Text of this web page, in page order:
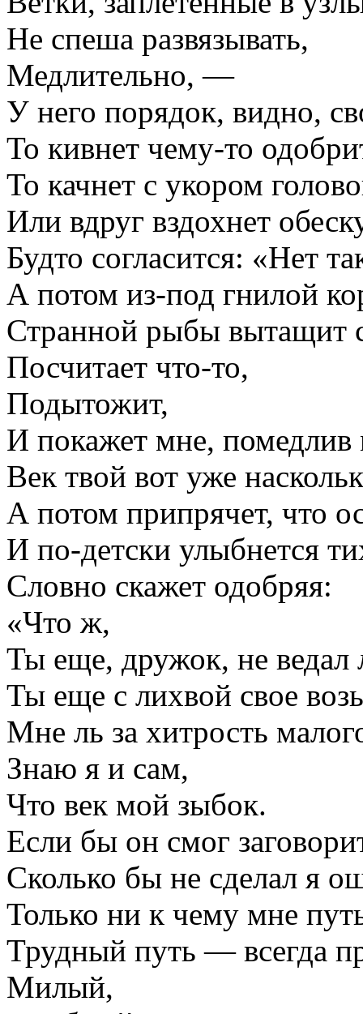
Не спеша развязывать,
Медлительно, —
У него порядок, видно,
То кивнет чему-то
То качнет с укором
Или вдруг вздохнет
Будто согласится: «Нет
А потом из-под гнилой
Странной рыбы вытащит
Посчитает что-то,
Подытожит,
И покажет мне, помедлив
Век твой вот уже
А потом припрячет, что
И по-детски улыбнется
Словно скажет одобряя:
«Что ж,
Ты еще, дружок, не ведал
Ты еще с лихвой свое
Мне ль за хитрость
Знаю я и сам,
Что век мой зыбок.
Если бы он смог
Сколько бы не сделал я
Только ни к чему мне
Трудный путь — всегда
Милый,